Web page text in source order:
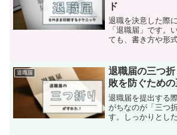
ド
退職を決意した際
「退職届」です。
ても、書き方や形
スパーソンでもす
ツールを使った退
退職届
退職届の三つ
敗を防ぐため
退職届を提出する
がちなのが「三つ
す。しっかりとし